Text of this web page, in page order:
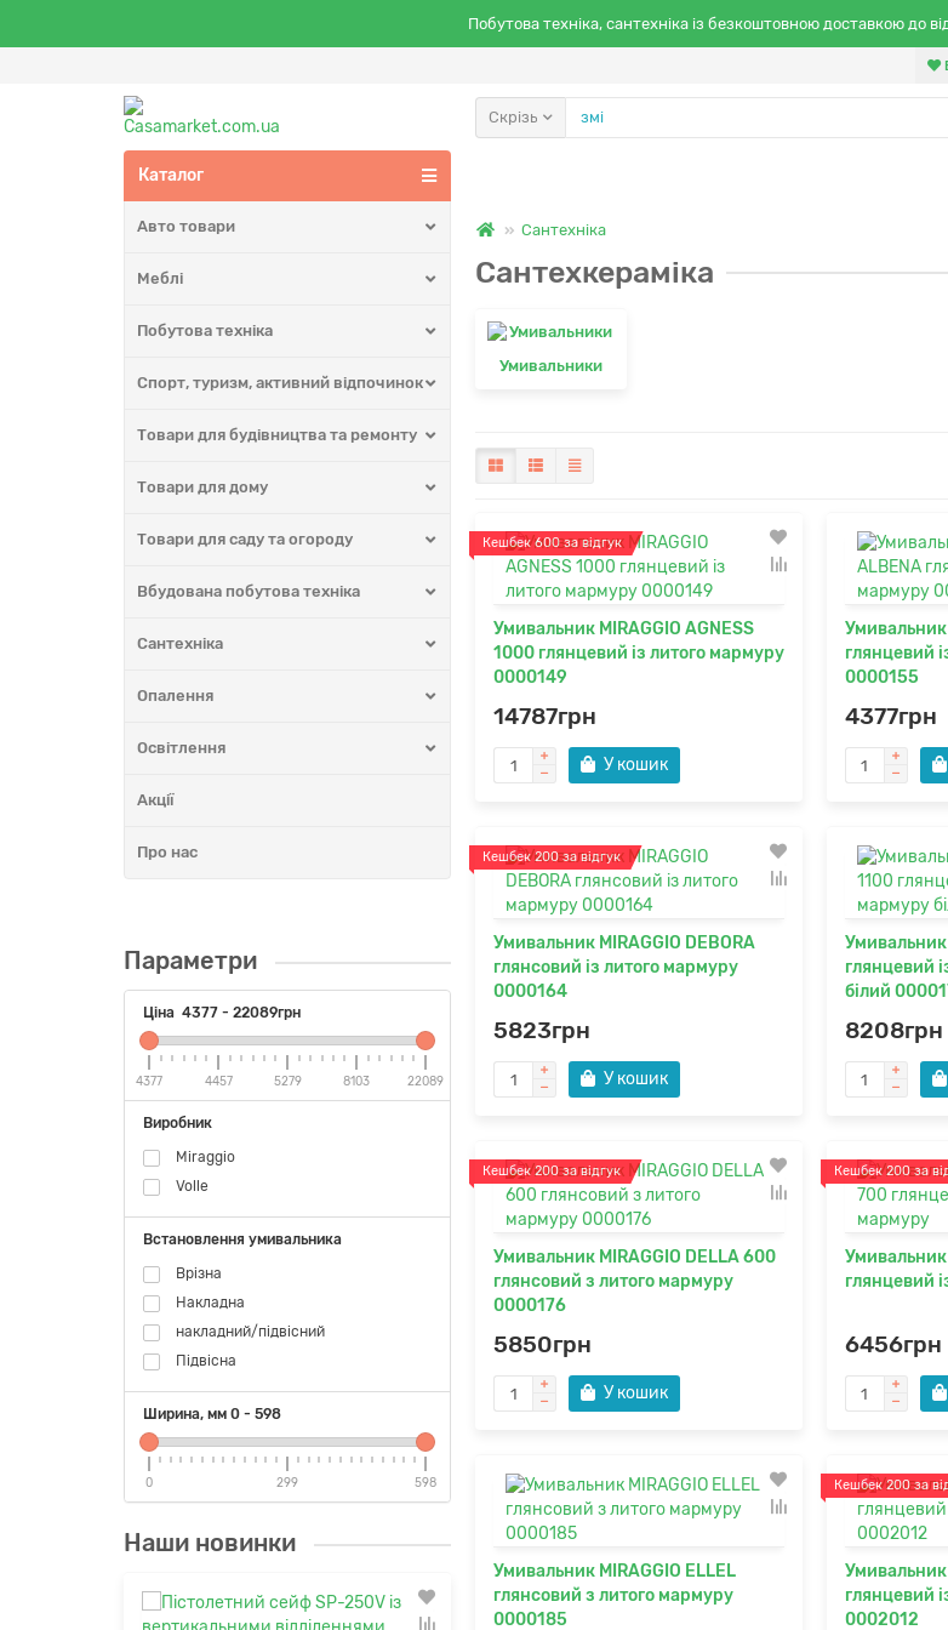
Побутова техніка, сантехніка із безкоштовною доставкою до
Скрізь
Каталог
Авто товари
Меблі
Побутова техніка
Спорт, туризм, активний відпочинок
Товари для будівництва та ремонту
Товари для дому
Товари для саду та огороду
Вбудована побутова техніка
Сантехніка
Опалення
Освітлення
Акції
Про нас
Сантехніка
Параметри
Ціна 4377 - 22089грн
4377 4457 5279 8103 22089
Виробник
Miraggio
Volle
Встановлення умивальника
Врізна
Накладна
накладний/підвісний
Підвісна
Ширина, мм 0 - 598
0 299 598
Наши новинки
Сантехкераміка
Умивальники
Кешбек 600 за відгук
Умивальник MIRAGGIO AGNESS
1000 глянцевий із литого мармуру
0000149
14787грн
У кошик
Умивальник
глянцевий
0000155
4377грн
Кешбек 200 за відгук
Умивальник MIRAGGIO DEBORA
глянсовий із литого мармуру
0000164
5823грн
У кошик
Умивальник
глянцевий
білий
8208грн
Кешбек 200 за відгук
Умивальник MIRAGGIO DELLA 600
глянсовий з литого мармуру
0000176
5850грн
У кошик
Кешбек 200 за
Умивальник
глянцевий
6456грн
Умивальник MIRAGGIO ELLEL
глянсовий з литого мармуру
0000185
Кешбек 200 за
Умивальник
глянцевий
0002012